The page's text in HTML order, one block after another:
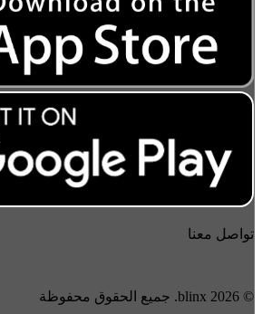
تواصل معنا
© 2026 blinx. جميع الحقوق محفوظة